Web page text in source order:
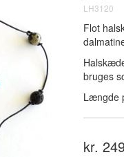
LH3120
Flot
bruges
Længde
kr.